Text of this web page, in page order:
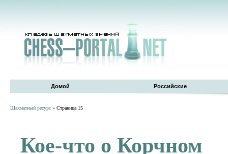
Домой Российские
Шахматный ресурс » Страница 15
Кое-что о Корчном